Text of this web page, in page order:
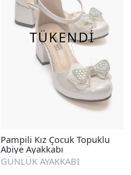
TÜKENDİ
Pampili Kız Çocuk Topuklu
Abiye Ayakkabı
GÜNLÜK AYAKKABI